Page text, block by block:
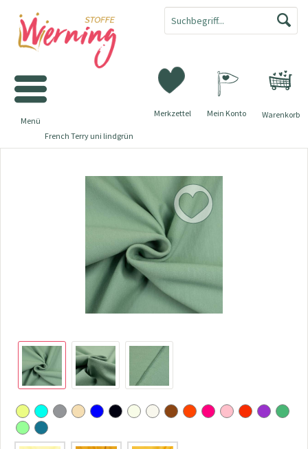
Warenkorb
Merkzettel Mein Konto
Menü
French Terry uni lindgrün